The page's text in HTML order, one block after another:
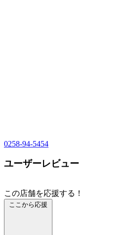
0258-94-5454
ユーザーレビュー
この店舗を応援する！
ここから応援